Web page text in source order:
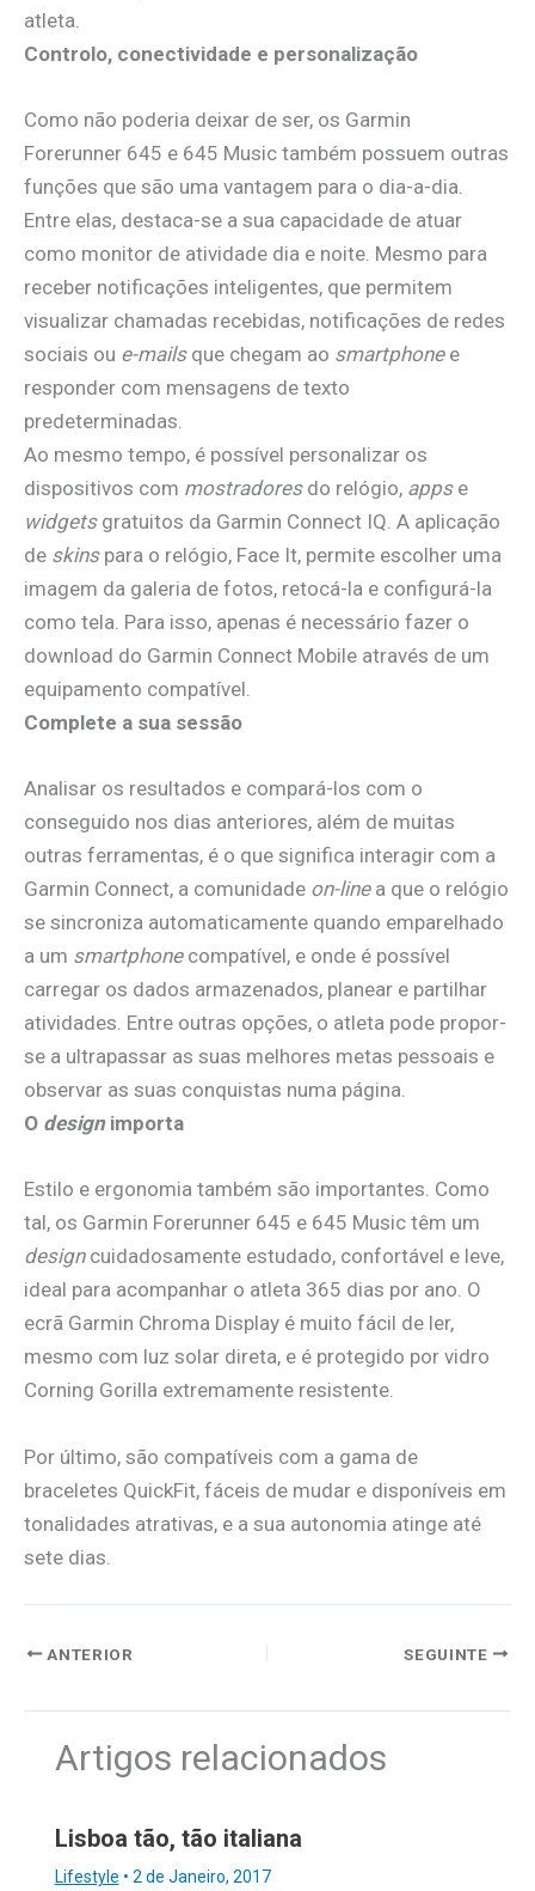
atleta.
Controlo, conectividade e personalização
Como não poderia deixar de ser, os Garmin
Forerunner 645 e 645 Music também possuem outras
funções que são uma vantagem para o dia-a-dia.
Entre elas, destaca-se a sua capacidade de atuar
como monitor de atividade dia e noite. Mesmo para
receber notificações inteligentes, que permitem
visualizar chamadas recebidas, notificações de redes
sociais ou e-mailsque chegam ao smartphonee
responder com mensagens de texto
predeterminadas.
Ao mesmo tempo, é possível personalizar os
dispositivos com mostradoresdo relógio, appse
widgets gratuitos da Garmin Connect IQ. A aplicação
de skins para o relógio, Face It, permite escolher uma
imagem da galeria de fotos, retocá-la e configurá-la
como tela. Para isso, apenas é necessário fazer o
download do Garmin Connect Mobile através de um
equipamento compatível.
Complete a sua sessão
Analisar os resultados e compará-los com o
conseguido nos dias anteriores, além de muitas
outras ferramentas, é o que significa interagir com a
Garmin Connect, a comunidade on-linea que o relógio
se sincroniza automaticamente quando emparelhado
a um smartphonecompatível, e onde é possível
carregar os dados armazenados, planear e partilhar
atividades. Entre outras opções, o atleta pode propor-
se a ultrapassar as suas melhores metas pessoais e
observar as suas conquistas numa página.
O designimporta
Estilo e ergonomia também são importantes. Como
tal, os Garmin Forerunner 645 e 645 Music têm um
designcuidadosamente estudado, confortável e leve,
ideal para acompanhar o atleta 365 dias por ano. O
ecrã Garmin Chroma Display é muito fácil de ler,
mesmo com luz solar direta, e é protegido por vidro
Corning Gorilla extremamente resistente.
Por último, são compatíveis com a gama de
braceletes QuickFit, fáceis de mudar e disponíveis em
tonalidades atrativas, e a sua autonomia atinge até
sete dias.
ANTERIOR SEGUINTE
Artigos relacionados
Lisboa tão, tão italiana
Lifestyle • 2 de Janeiro, 2017